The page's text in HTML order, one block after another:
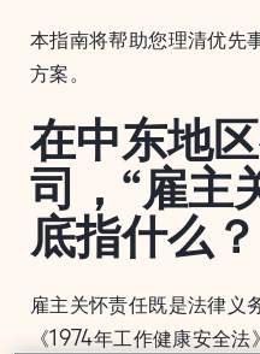
本指南将帮助您理清优先
方案。
在中东地
司，“雇主
底指什么？
雇主关怀责任既是法律义
《1974年工作健康安全